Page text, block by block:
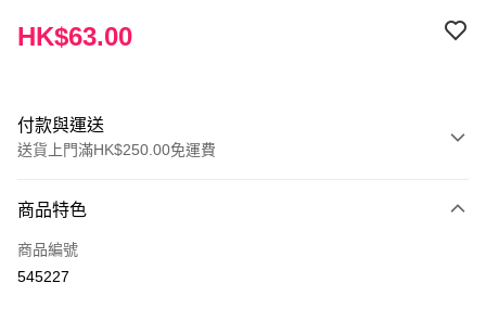
HK$63.00
付款與運送
送貨上門滿HK$250.00免運費
信用卡
Apple Pay
商品特色
商品編號
545227